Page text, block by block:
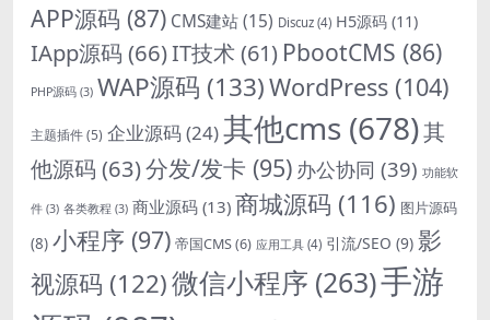
APP源码 (87) CMS建站 (15) Discuz (4) H5源码 (11)
IApp源码 (66)IT技术(61) PbootCMS (86)
PHP源码 (3) WAP源码 (133)WordPress (104)
主题插件(5) 企业源码(24)其他cms (678)其
他源码 (63)分发/发卡 (95) 办公协同 (39) 功能软
件 (3) 各类教程 (3) 商业源码 (13) 商城源码 (116) 图片源码
(8) 小程序 (97) 帝国CMS(6) 应用工具 (4) 引流/SEO (9) 影
视源码 (122)微信小程序 (263)手游